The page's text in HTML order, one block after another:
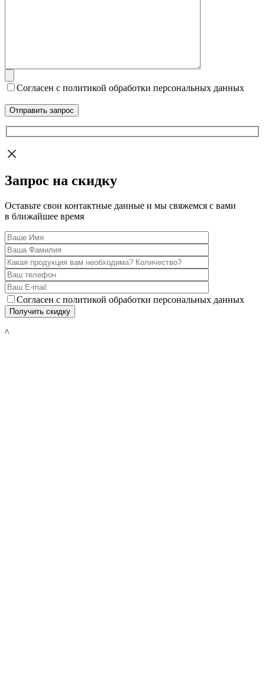
Согласен с политикой обработки персональных данных
Запрос на скидку
Оставьте свои контактные данные и мы свяжемся с вами
в ближайшее время
Согласен с политикой обработки персональных данных
^